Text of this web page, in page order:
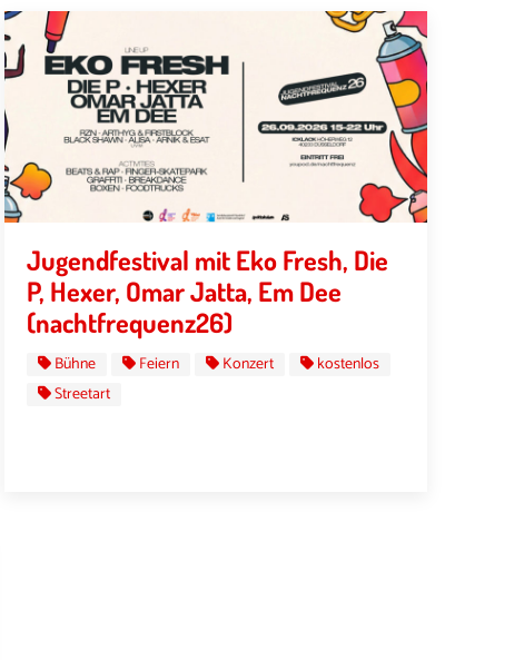
Jugendfestival mit Eko Fresh, Die
P, Hexer, Omar Jatta, Em Dee
(nachtfrequenz26)
Bühne Feiern Konzert
kostenlos
Streetart